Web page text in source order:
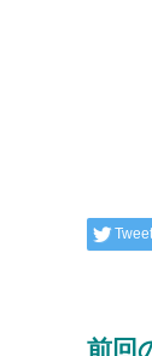
Tweet
前回